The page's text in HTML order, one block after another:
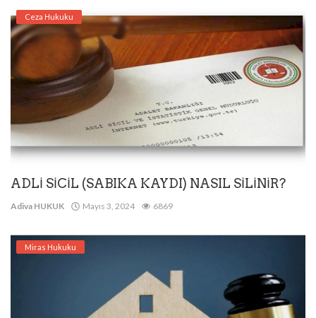
Ceza Hukuku
ADLİ SİCİL (SABIKA KAYDI) NASIL SİLİNİR?
Adiva HUKUK Mayıs 3, 2024 6869
Miras Hukuku